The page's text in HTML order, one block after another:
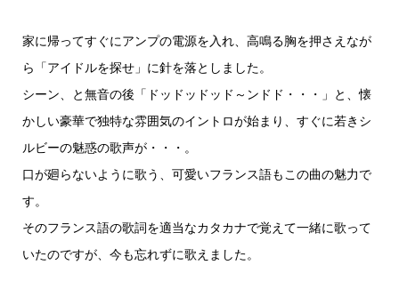
家に帰ってすぐにアンプの電源を入れ、高鳴る胸を押さえなが
ら「アイドルを探せ」に針を落としました。
シーン、と無音の後「ドッドッドッド～ンドド・・・」と、懐
かしい豪華で独特な雰囲気のイントロが始まり、すぐに若きシ
ルビーの魅惑の歌声が・・・。
口が廻らないように歌う、可愛いフランス語もこの曲の魅力で
す。
そのフランス語の歌詞を適当なカタカナで覚えて一緒に歌って
いたのですが、今も忘れずに歌えました。